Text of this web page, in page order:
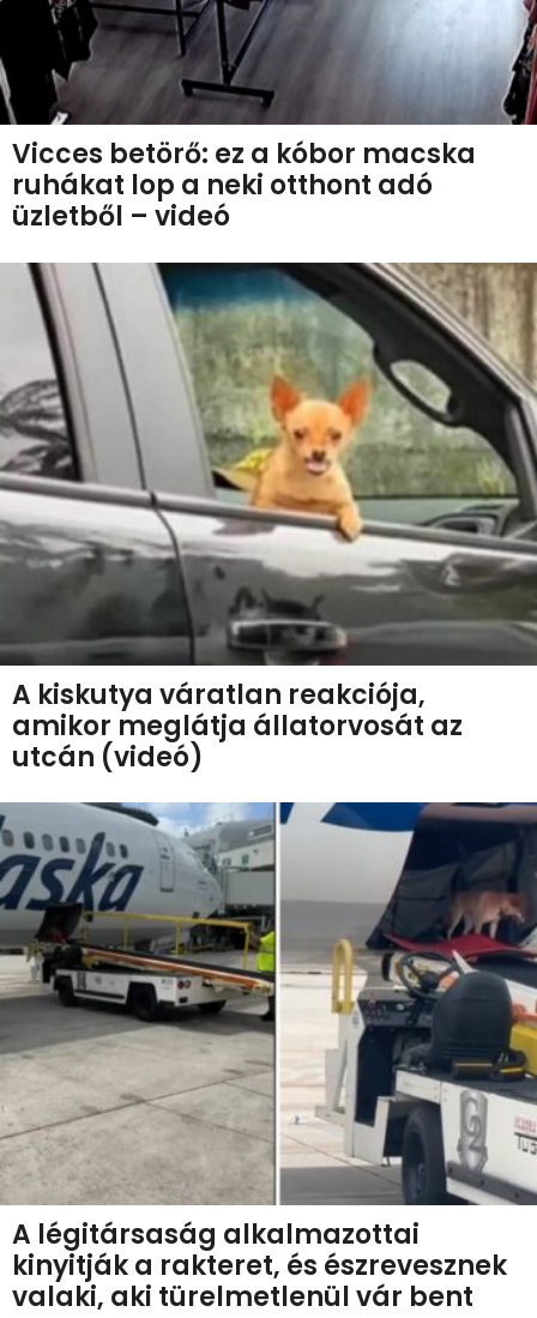
Vicces betörő: ez a kóbor macska
ruhákat lop a neki otthont adó
üzletből – videó
A kiskutya váratlan reakciója,
amikor meglátja állatorvosát az
utcán (videó)
A légitársaság alkalmazottai
kinyitják a rakteret, és észrevesznek
valaki, aki türelmetlenül vár bent